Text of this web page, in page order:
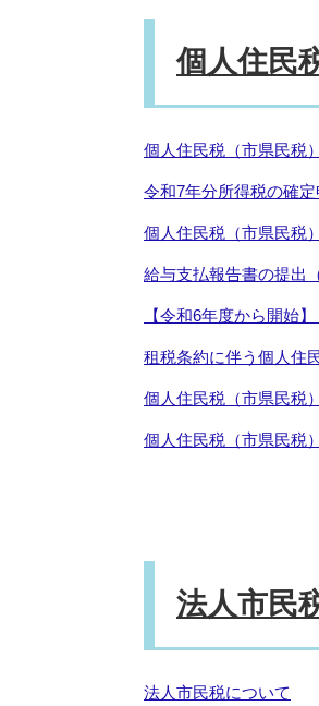
個人住民
個人住民税（市県民税
令和7年分所得税の確
個人住民税（市県民税
給与支払報告書の提出
【令和6年度から開始
租税条約に伴う個人住
個人住民税（市県民税
個人住民税（市県民税
法人市民
法人市民税について